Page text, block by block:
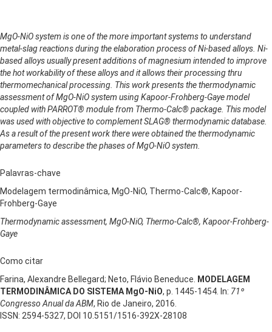
MgO-NiO system is one of the more important systems to understand
metal-slag reactions during the elaboration process of Ni-based alloys. Ni-
based alloys usually present additions of magnesium intended to improve
the hot workability of these alloys and it allows their processing thru
thermomechanical processing. This work presents the thermodynamic
assessment of MgO-NiO system using Kapoor-Frohberg-Gaye model
coupled with PARROT® module from Thermo-Calc® package. This model
was used with objective to complement SLAG® thermodynamic database.
As a result of the present work there were obtained the thermodynamic
parameters to describe the phases of MgO-NiO system.
Palavras-chave
Modelagem termodinâmica, MgO-NiO, Thermo-Calc®, Kapoor-
Frohberg-Gaye
Thermodynamic assessment, MgO-NiO, Thermo-Calc®, Kapoor-Frohberg-
Gaye
Como citar
Farina, Alexandre Bellegard; Neto, Flávio Beneduce.
MODELAGEM
TERMODINÂMICA DO SISTEMA MgO-NiO, p. 1445-1454. In: 71º
Congresso Anual da ABM, Rio de Janeiro, 2016.
ISSN: 2594-5327, DOI 10.5151/1516-392X-28108